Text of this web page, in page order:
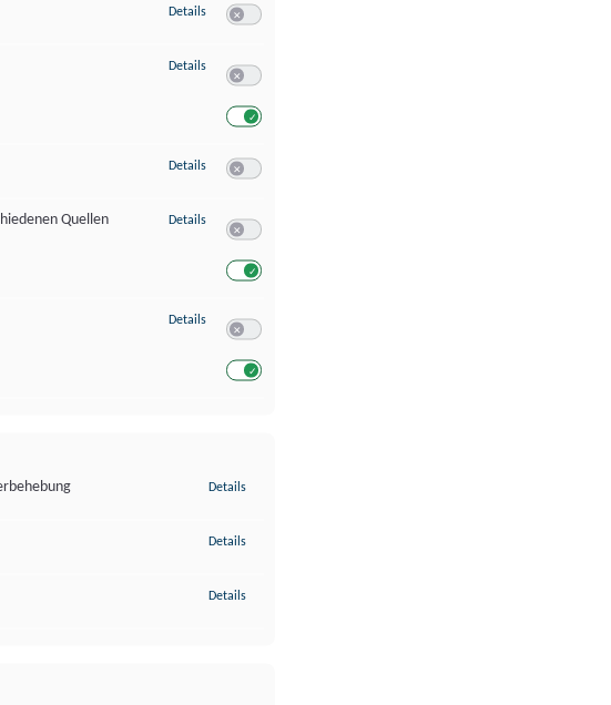
Details zu Verwendung von Profilen zur Auswahl personalisierter Werbung
Details zu Messung der Werbeleistung
Details zu Messung der Performance von Inhalten
Quellen
Details zu Analyse von Zielgruppen durch Statistiken oder Kombinationen von
Details zu Entwicklung und Verbesserung der Angebote
Details
Details
Details